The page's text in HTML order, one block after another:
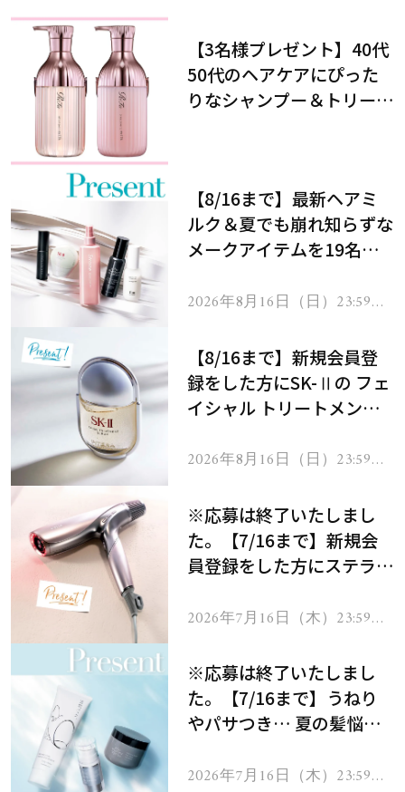
【3名様プレゼント】40代
50代のヘアケアにぴった
りなシャンプー＆トリート
【8/16まで】最新ヘアミ
ルク＆夏でも崩れ知らずな
メークアイテムを19名様
2026年8月16日（日）23:59ま
【8/16まで】新規会員登
録をした方にSK-Ⅱの フェ
イシャル トリートメント
2026年8月16日（日）23:59ま
※応募は終了いたしまし
た。【7/16まで】新規会
員登録をした方にステラボ
ヘアドライヤー ジュエル
2026年7月16日（木）23:59ま
※応募は終了いたしまし
た。【7/16まで】うねり
やパサつき… 夏の髪悩み
ムを13名様にプレゼン
2026年7月16日（木）23:59ま